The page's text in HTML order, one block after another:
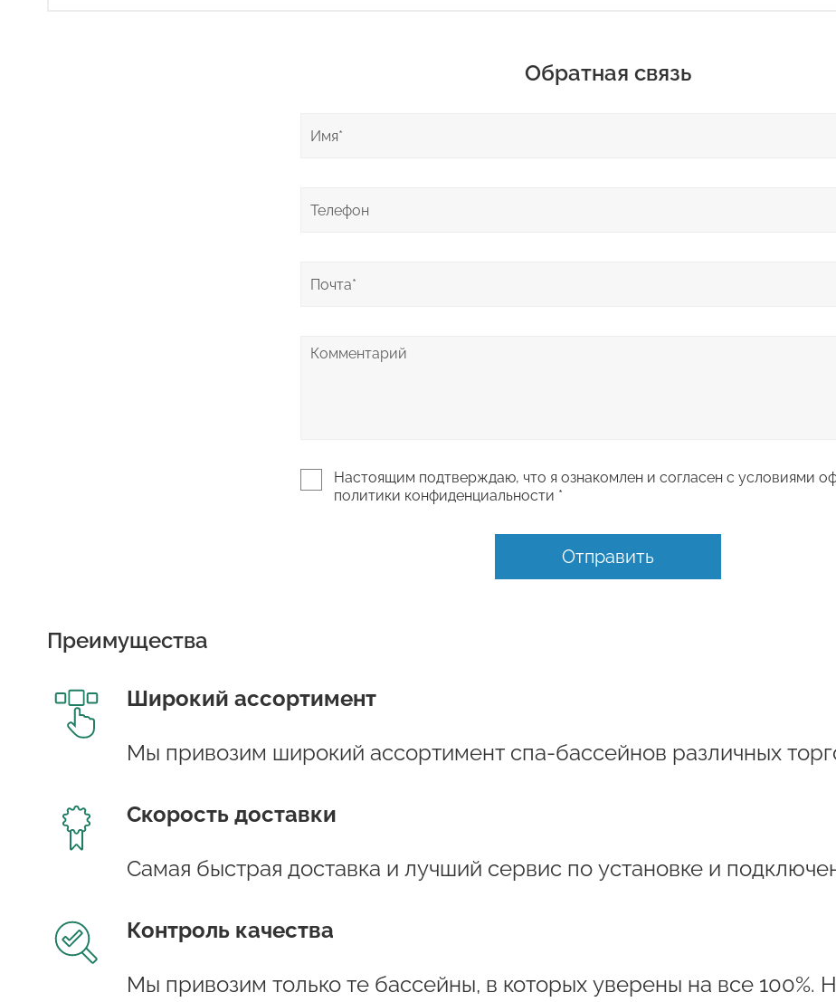
Обратная связь
Настоящим подтверждаю, что я ознакомлен и согласен с условиями
политики конфиденциальности *
Отправить
Преимущества
Широкий ассортимент
Мы привозим широкий ассортимент спа-бассейнов различных
Скорость доставки
Самая быстрая доставка и лучший сервис по установке и
Контроль качества
Мы привозим только те бассейны, в которых уверены на все 100%.